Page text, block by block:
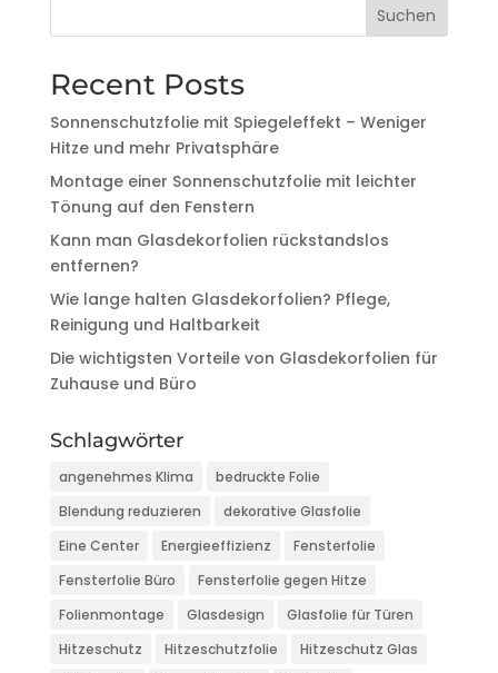
Suchen
Recent Posts
Sonnenschutzfolie mit Spiegeleffekt – Weniger
Hitze und mehr Privatsphäre
Montage einer Sonnenschutzfolie mit leichter
Tönung auf den Fenstern
Kann man Glasdekorfolien rückstandslos
entfernen?
Wie lange halten Glasdekorfolien? Pflege,
Reinigung und Haltbarkeit
Die wichtigsten Vorteile von Glasdekorfolien für
Zuhause und Büro
Schlagwörter
angenehmes Klima
bedruckte Folie
Blendung reduzieren
dekorative Glasfolie
Eine Center
Energieeffizienz
Fensterfolie
Fensterfolie Büro
Fensterfolie gegen Hitze
Folienmontage
Glasdesign
Glasfolie für Türen
Hitzeschutz
Hitzeschutzfolie
Hitzeschutz Glas